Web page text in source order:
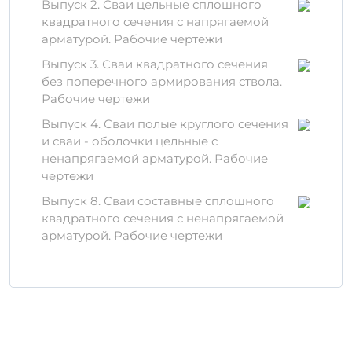
использования
Устойчивость к негативным внешним
факторам;
Экономия времени и средств при
эксплуатации.
Правила хранения и
транспортировки
Важно: для сохранения свойств изделия
оно должно храниться в защищенном от
осадков и прямых солнечных лучей месте.
Выпуск 2. Сваи цельные сплошного
квадратного сечения с напрягаемой
арматурой. Рабочие чертежи
Выпуск 3. Сваи квадратного сечения
без поперечного армирования ствола.
Рабочие чертежи
Выпуск 4. Сваи полые круглого сечения
и сваи - оболочки цельные с
ненапрягаемой арматурой. Рабочие
чертежи
Выпуск 8. Сваи составные сплошного
квадратного сечения с ненапрягаемой
арматурой. Рабочие чертежи